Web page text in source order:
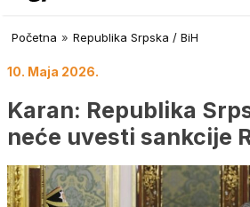
Početna » Republika Srpska / BiH
10. Maja 2026.
Karan: Republika
neće uvesti sankcije